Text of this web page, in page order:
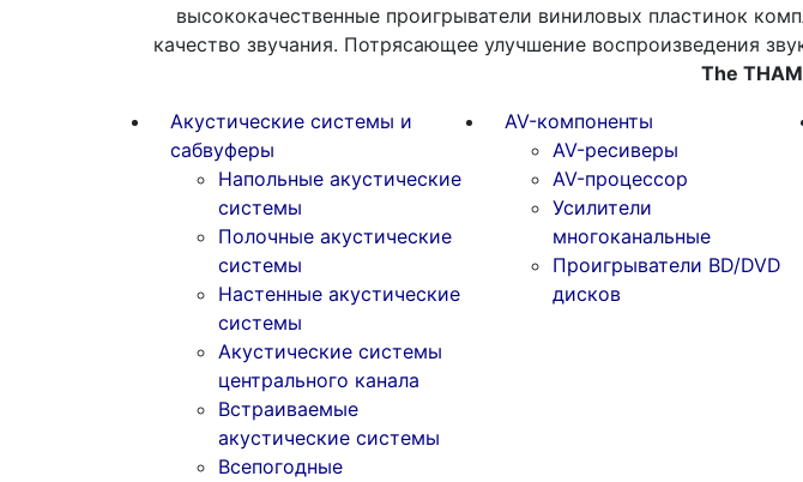
высококачественные проигрыватели виниловых пластинок
качество звучания. Потрясающее улучшение воспроизведения
The
Акустические системы и
сабвуферы
Напольные акустические
системы
Полочные акустические
системы
Настенные акустические
системы
Акустические системы
центрального канала
Встраиваемые
акустические системы
Всепогодные
AV-компоненты
AV-ресиверы
AV-процессор
Усилители
многоканальные
Проигрыватели BD/DVD
дисков